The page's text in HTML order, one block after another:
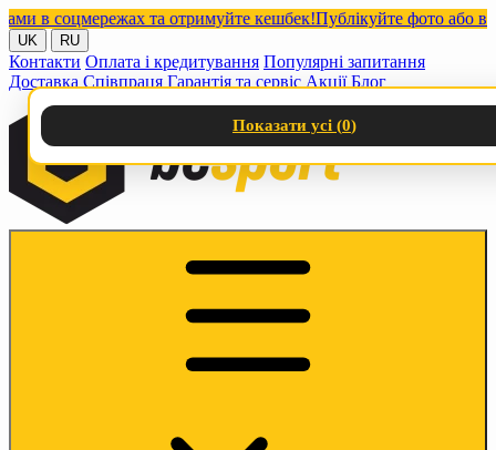
соцмережах та отримуйте кешбек!Публікуйте фото або відео
UK RU
Контакти Оплата і кредитування Популярні запитання
Доставка Співпраця Гарантія та сервіс Акції Блог
Показати усі (0)